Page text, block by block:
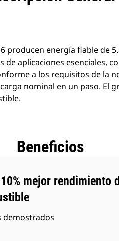
energía fiable de
aplicaciones esenciales,
a los requisitos de la
nominal en un paso. El
Beneficios
mejor rendimiento
demostrados